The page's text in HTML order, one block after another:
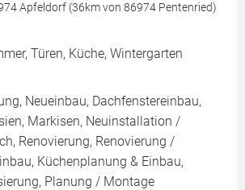
Apfeldorf (36km von 86974 Pentenried)
Türen, Küche, Wintergarten
Neueinbau, Dachfenstereinbau,
Markisen, Neuinstallation /
Renovierung, Renovierung /
Küchenplanung & Einbau,
Planung / Montage